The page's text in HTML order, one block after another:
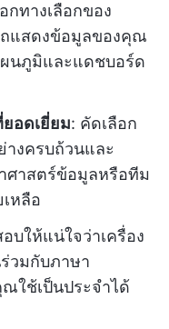
กทางเลือกของ
แสดงข้อมูลของคุณ
นภูมิและแดชบอร์ด
อดเยี่ยม: คัดเลือก
างครบถ้วนและ
ศาสตร์ข้อมูลหรือทีม
หลือ
บให้แน่ใจว่าเครื่อง
วมกับภาษา
ใช้เป็นประจำได้